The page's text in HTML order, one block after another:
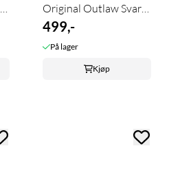
Original Outlaw Svart
Pullover
499,-
På lager
Kjøp